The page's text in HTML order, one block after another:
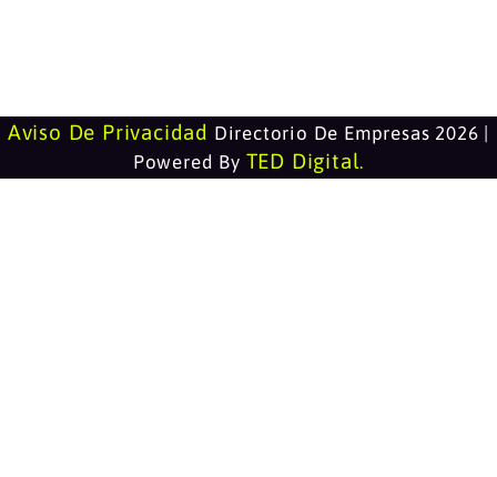
Aviso De Privacidad Directorio De Empresas 2026 |
Powered By TED Digital.